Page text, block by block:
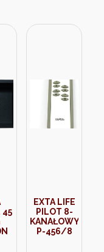
45
EXTA LIFE
PILOT 8-
KANAŁOWY
P-456/8